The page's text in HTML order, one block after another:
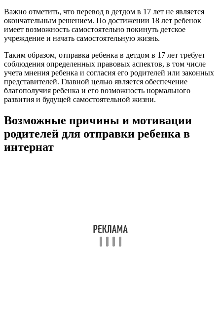
Важно отметить, что перевод в детдом в 17 лет не является
окончательным решением. По достижении 18 лет ребенок
имеет возможность самостоятельно покинуть детское
учреждение и начать самостоятельную жизнь.
Таким образом, отправка ребенка в детдом в 17 лет требует
соблюдения определенных правовых аспектов, в том числе
учета мнения ребенка и согласия его родителей или законных
представителей. Главной целью является обеспечение
благополучия ребенка и его возможность нормального
развития и будущей самостоятельной жизни.
Возможные причины и мотивации
родителей для отправки ребенка в
интернат